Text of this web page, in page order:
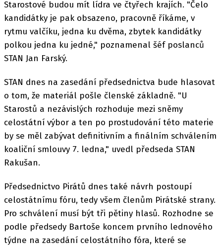
Starostové budou mít lídra ve čtyřech krajích. "Čelo
kandidátky je pak obsazeno, pracovně říkáme, v
rytmu valčíku, jedna ku dvěma, zbytek kandidátky
polkou jedna ku jedné," poznamenal šéf poslanců
STAN Jan Farský.
STAN dnes na zasedání předsednictva bude hlasovat
o tom, že materiál pošle členské základně. "U
Starostů a nezávislých rozhoduje mezi sněmy
celostátní výbor a ten po prostudování této materie
by se měl zabývat definitivním a finálním schválením
koaliční smlouvy 7. ledna," uvedl předseda STAN
Rakušan.
Předsednictvo Pirátů dnes také návrh postoupí
celostátnímu fóru, tedy všem členům Pirátské strany.
Pro schválení musí být tři pětiny hlasů. Rozhodne se
podle předsedy Bartoše koncem prvního lednového
týdne na zasedání celostátního fóra, které se